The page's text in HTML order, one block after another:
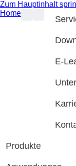
Zum Hauptinhalt
Home
E-
Produkte